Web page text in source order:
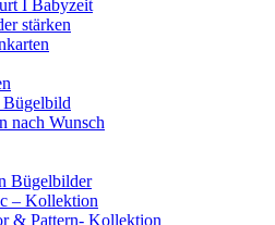
I Babyzeit
stärken
nach Wunsch
Bügelbilder
– Kollektion
& Pattern- Kollektion